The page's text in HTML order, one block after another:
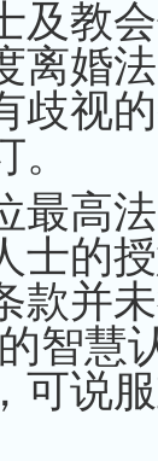
及教
离婚
歧视
高法
士的
款并
智慧
可说